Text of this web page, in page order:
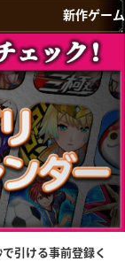
新作ゲーム
引ける事前登録く